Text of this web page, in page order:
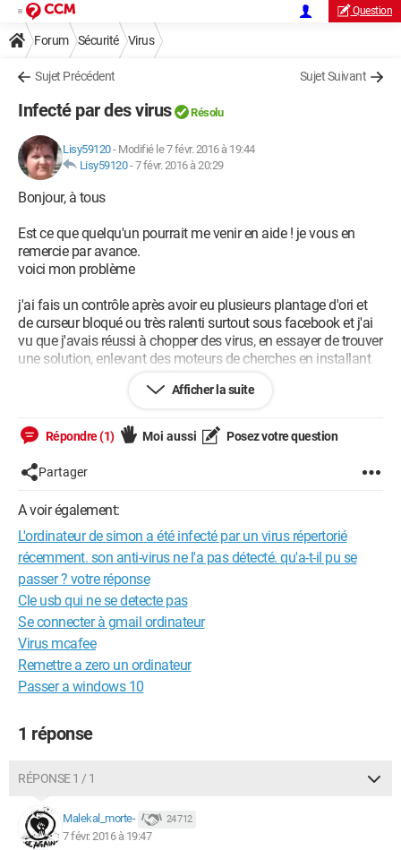
Question
Forum Sécurité Virus
Sujet Précédent Sujet Suivant
Infecté par des virus Résolu
Lisy59120- Modifié le 7 févr. 2016 à 19:44
Lisy59120-7 févr. 2016 à 20:29
Bonjour, à tous
Est ce que quelqu'un pourrait me venir en aide ! je vous en
remercie par avance.
voici mon problème
j'ai fais un contrôle après avoir eu plusieurs plantage d'ori et
de curseur bloqué ou très ralenti surtout sous facebook et j'ai
vu que j'avais réussi à chopper des virus, en essayer de trouver
une solution, enlevant des moteurs de cherches en installant
d'autres avec des applications, pour protéger.
https://pjjoint.malekal.com/files.php?
id=20160207_j9f13g8l11x8
https://pjjoint.malekal.com/files.php?
id=20160207_o8t13s9l13o14
Et deux captures d'écran :
https://pjjoint.malekal.com/files.php?
id=20160207_b9c8n8n14j14
https://pjjoint.malekal.com/files.php?
id=20160207_r7l7f7h13p15
Windows Vista Professionnel
Pack 2
mémoire vive : 3 Go
je vous souhaite une bonne soirée, et bonne semaine
Lisy59
Afficher la suite
Répondre (1) Moi aussi Posez votre question
Partager
A voir également:
L'ordinateur de simon a été infecté par un virus répertorié
récemment. son anti-virus ne l'a pas détecté. qu'a-t-il pu se
passer ? votre réponse
Cle usb qui ne se detecte pas
Se connecter à gmail ordinateur
Virus mcafee
Remettre a zero un ordinateur
Passer a windows 10
1 réponse
RÉPONSE 1 / 1
Malekal_morte- 24 712
7 févr. 2016 à 19:47